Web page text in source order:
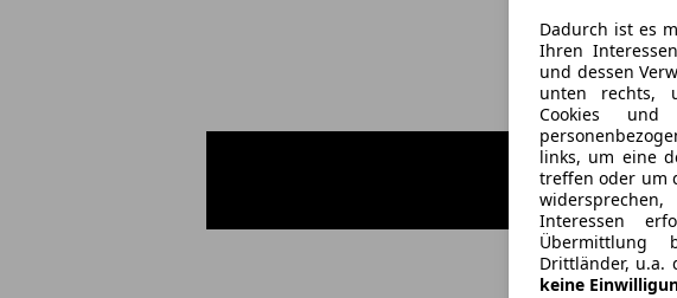
Dadurch ist es
Ihren
und dessen
unten rechts,
Cookies und
links, um eine
treffen oder um
Interessen
Übermittlung
Drittländer, u.a.
keine